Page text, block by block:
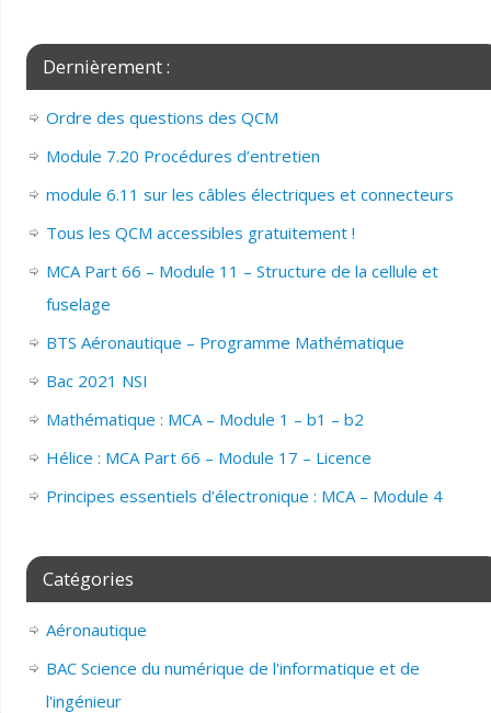
Dernièrement :
Ordre des questions des QCM
Module 7.20 Procédures d’entretien
module 6.11 sur les câbles électriques et connecteurs
Tous les QCM accessibles gratuitement !
MCA Part 66 – Module 11 – Structure de la cellule et
fuselage
BTS Aéronautique – Programme Mathématique
Bac 2021 NSI
Mathématique : MCA – Module 1 – b1 – b2
Hélice : MCA Part 66 – Module 17 – Licence
Principes essentiels d’électronique : MCA – Module 4
Catégories
Aéronautique
BAC Science du numérique de l'informatique et de
l'ingénieur